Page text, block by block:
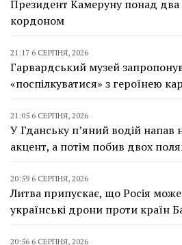
Президент Камеруну понад два
кордоном
21:17 6 СЕРПНЯ, 2026
Гарвардський музей
«поспілкуватися» з героїнею
21:05 6 СЕРПНЯ, 2026
У Гданську п’яний водій напав
акцент, а потім побив двох
20:59 6 СЕРПНЯ, 2026
Литва припускає, що Росія
українські дрони проти країн
20:56 6 СЕРПНЯ, 2026